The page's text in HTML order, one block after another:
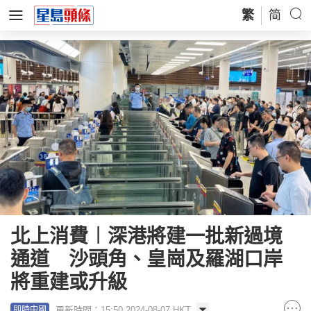
繁 简
北上消費︱深港將建一批新過境
通道 沙頭角、皇崗及羅湖口岸
將重建或升級